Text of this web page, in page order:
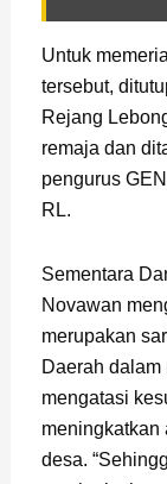
Untuk
tersebut,
Rejang
remaja dan
pengurus
RL.
Sementara
Novawan
merupakan
Daerah dalam
mengatasi
meningkatkan
desa.